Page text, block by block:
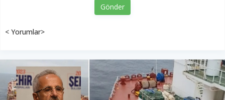
Gönder
< Yorumlar>